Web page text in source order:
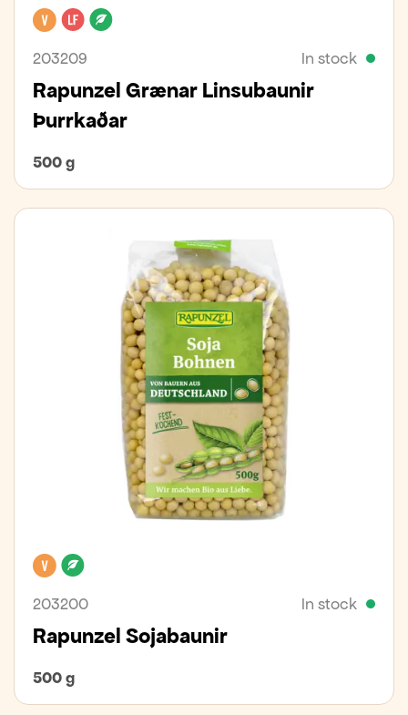
VeganLactose free
203209 In stock
Rapunzel Grænar Linsubaunir
Þurrkaðar
500 g
Vegan
203200 In stock
Rapunzel Sojabaunir
500 g